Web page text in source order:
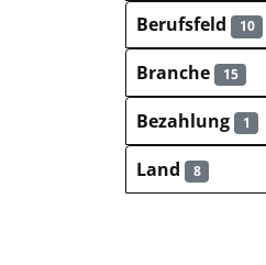
Berufsfeld
10
Branche 15
Bezahlung 1
Land 8